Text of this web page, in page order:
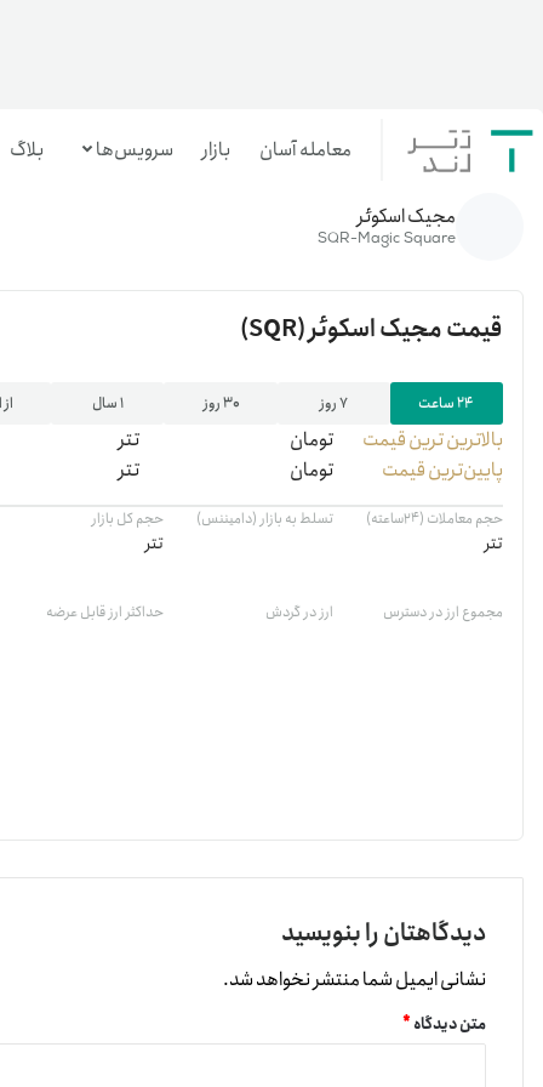
معامله آسان بازار سرویس‌ها
بازار تترلند
سرمایه‌گذاری آسان
بلاگ خانه رمزارزها/
SQR
مجیک اسکوئر
SQR-Magic Square
قیمتمجیک اسکوئر(SQR)
۲۴ ساعت ۷ روز ۳۰ روز ۱ سال
بالاترین ‌ترین قیمت تومان
تتر
پایین‌ترین قیمت
تومان تتر
حجم معاملات (۲۴ساعته)
تتر
تسلط به بازار (دامیننس) حجم کل بازار
تتر
مجموع ارز در دسترس ارز در گردش حداکثر ارز قابل عرضه
دیدگاهتان را بنویسید
نشانی ایمیل شما منتشر نخواهد شد.
متن دیدگاه*